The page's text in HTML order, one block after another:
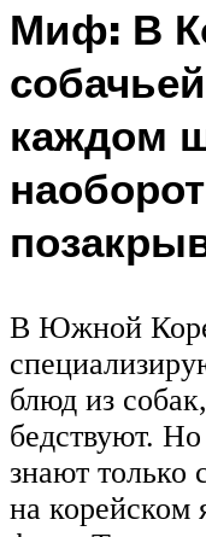
Миф: В
каждом
В Южной
блюд из
бедствуют.
знают только
на корейском